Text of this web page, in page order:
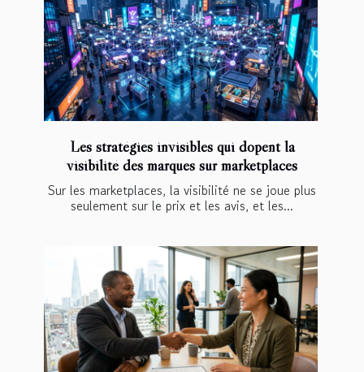
Les stratégies invisibles qui dopent la
visibilité des marques sur marketplaces
Sur les marketplaces, la visibilité ne se joue plus
seulement sur le prix et les avis, et les...